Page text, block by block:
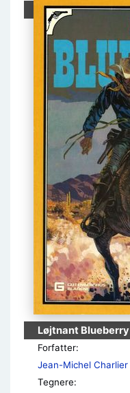
Løjtnant Blueberry
Forfatter:
Jean-Michel Charlier
Tegnere: